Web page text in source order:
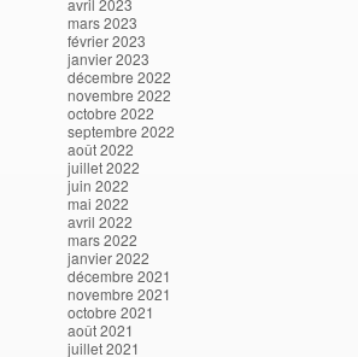
avril 2023
mars 2023
février 2023
janvier 2023
décembre 2022
novembre 2022
octobre 2022
septembre 2022
août 2022
juillet 2022
juin 2022
mai 2022
avril 2022
mars 2022
janvier 2022
décembre 2021
novembre 2021
octobre 2021
août 2021
juillet 2021